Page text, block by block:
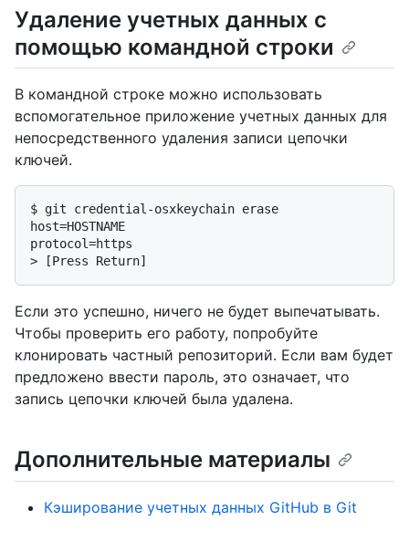
Удаление учетных данных с
помощью командной строки
В командной строке можно использовать
вспомогательное приложение учетных данных для
непосредственного удаления записи цепочки
ключей.
$ git credential-osxkeychain erase
host=HOSTNAME
>
[Press Return]
Если это успешно, ничего не будет выпечатывать.
Чтобы проверить его работу, попробуйте
клонировать частный репозиторий. Если вам будет
предложено ввести пароль, это означает, что
запись цепочки ключей была удалена.
Дополнительные материалы
Кэширование учетных данных GitHub в Git